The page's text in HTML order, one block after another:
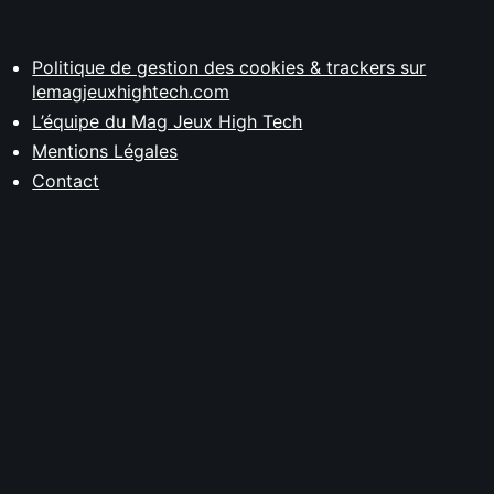
Politique de gestion des cookies & trackers sur
lemagjeuxhightech.com
L’équipe du Mag Jeux High Tech
Mentions Légales
Contact